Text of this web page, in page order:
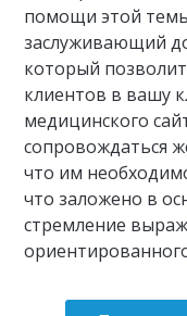
помощи этой
заслуживающий
который
клиентов в вашу
медицинского
сопровождаться
что им
что заложено в
стремление